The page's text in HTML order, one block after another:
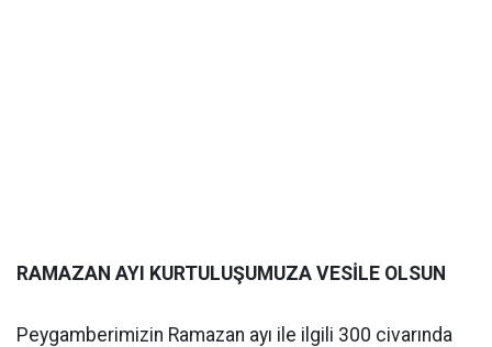
RAMAZAN AYI KURTULUŞUMUZA VESİLE OLSUN
Peygamberimizin Ramazan ayı ile ilgili 300 civarında